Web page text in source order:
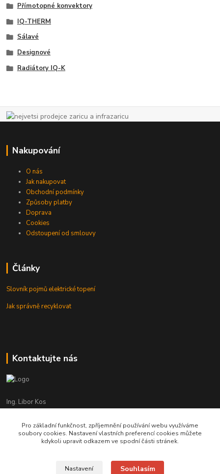
Přímotopné konvektory
IQ-THERM
Sálavé
Designové
Radiátory IQ-K
Nakupování
O nás
Jak nakupovat
Obchodní podmínky
Způsoby platby
Doprava
Cookies
Odstoupení od smlouvy
Články
Slovník pojmů elektrické topení
Jak správně recyklovat
Kontaktujte nás
Ing. Libor Kos
+420 601 555 225
(Po-Pá: 8-17:00 hod.)
info@infrasystemy.cz
Pro základní funkčnost, zpříjemnění používání webu využíváme
soubory cookies. Nastavení vlastních preferencí cookies můžete
kdykoli upravit odkazem ve spodní části stránek.
Nastavení Souhlasím